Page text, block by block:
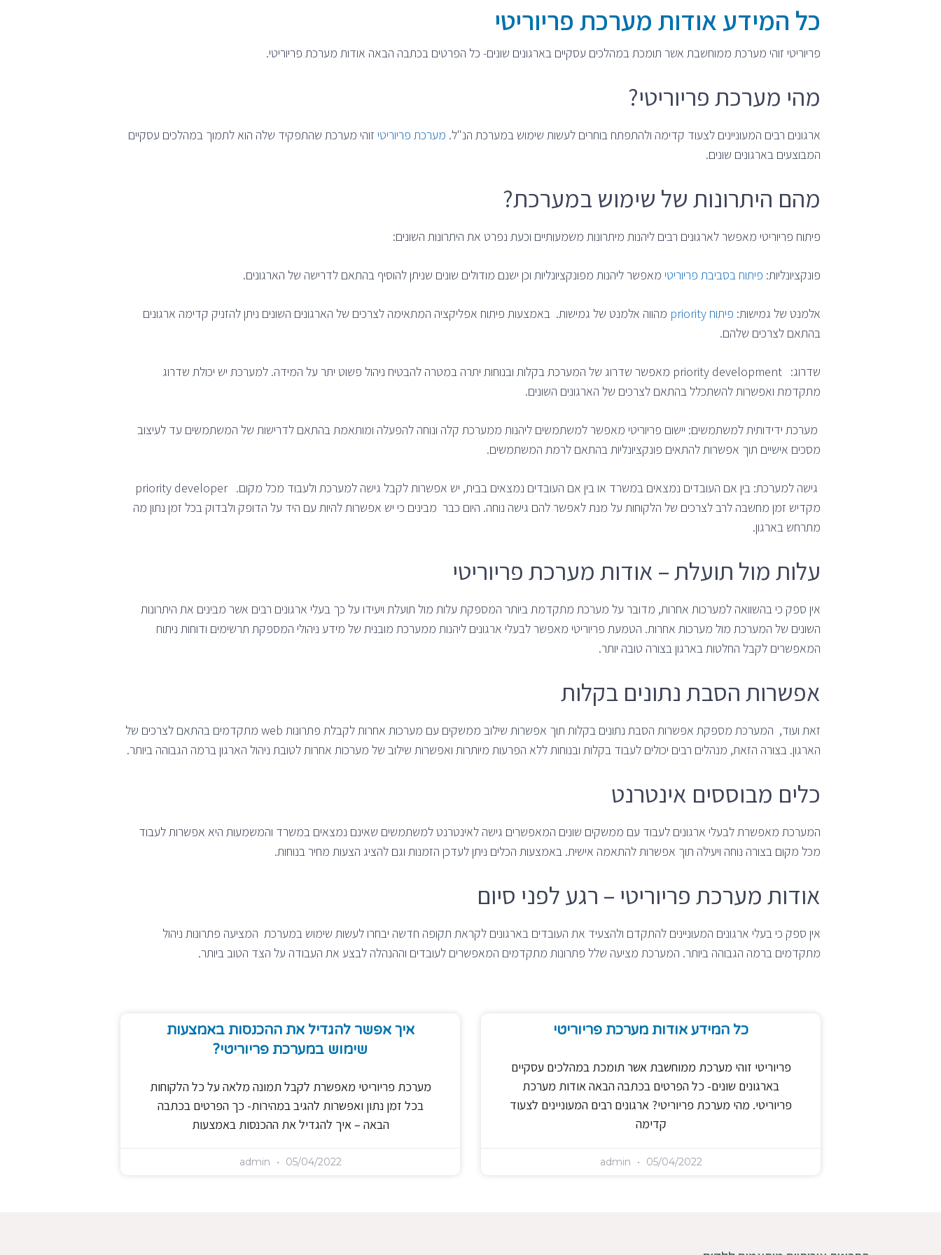
כל המידע אודות מערכת פריוריטי
פריוריטי זוהי מערכת ממוחשבת אשר תומכת במהלכים עסקיים בארגונים שונים- כל הפרטים בכתבה הבאה אודות מערכת פריוריטי.
מהי מערכת פריוריטי?
ארגונים רבים המעוניינים לצעוד קדימה ולהתפתח בוחרים לעשות שימוש במערכת הנ"ל. מערכת פריוריטי זוהי מערכת שהתפקיד שלה הוא לתמוך במהלכים עסקיים
המבוצעים בארגונים שונים.
מהם היתרונות של שימוש במערכת?
פיתוח פריוריטי מאפשר לארגונים רבים ליהנות מיתרונות משמעותיים וכעת נפרט את היתרונות השונים:
פונקציונליות: פיתוח בסביבת פריוריטי מאפשר ליהנות מפונקציונליות וכן ישנם מודולים שונים שניתן להוסיף בהתאם לדרישה של הארגונים.
אלמנט של גמישות: פיתוח priority
מהווה אלמנט של גמישות. באמצעות פיתוח אפליקציה המתאימה לצרכים של הארגונים השונים ניתן להזניק קדימה ארגונים
בהתאם לצרכים שלהם.
שדרוג: priority development מאפשר שדרוג של המערכת בקלות ובנוחות יתרה במטרה להבטיח ניהול פשוט יתר על המידה. למערכת יש יכולת שדרוג
מתקדמת ואפשרות להשתכלל בהתאם לצרכים של הארגונים השונים.
מערכת ידידותית למשתמשים: יישום פריוריטי מאפשר למשתמשים ליהנות ממערכת קלה ונוחה להפעלה ומותאמת בהתאם לדרישות של המשתמשים עד לעיצוב
מסכים אישיים תוך אפשרות להתאים פונקציונליות בהתאם לרמת המשתמשים.
גישה למערכת: בין אם העובדים נמצאים במשרד או בין אם העובדים נמצאים בבית, יש אפשרות לקבל גישה למערכת ולעבוד מכל מקום. priority developer
מקדיש זמן מחשבה לרב לצרכים של הלקוחות על מנת לאפשר להם גישה נוחה. היום כבר מבינים כי יש אפשרות להיות עם היד על הדופק ולבדוק בכל זמן נתון מה
מתרחש בארגון.
עלות מול תועלת – אודות מערכת פריוריטי
אין ספק כי בהשוואה למערכות אחרות, מדובר על מערכת מתקדמת ביותר המספקת עלות מול תועלת ויעידו על כך בעלי ארגונים רבים אשר מבינים את היתרונות
השונים של המערכת מול מערכות אחרות. הטמעת פריוריטי מאפשר לבעלי ארגונים ליהנות ממערכת מובנית של מידע ניהולי המספקת תרשימים ודוחות ניתוח
המאפשרים לקבל החלטות בארגון בצורה טובה יותר.
אפשרות הסבת נתונים בקלות
זאת ועוד, המערכת מספקת אפשרות הסבת נתונים בקלות תוך אפשרות שילוב ממשקים עם מערכות אחרות לקבלת פתרונות web מתקדמים בהתאם לצרכים של
הארגון. בצורה הזאת, מנהלים רבים יכולים לעבוד בקלות ובנוחות ללא הפרעות מיותרות ואפשרות שילוב של מערכות אחרות לטובת ניהול הארגון ברמה הגבוהה ביותר.
כלים מבוססים אינטרנט
המערכת מאפשרת לבעלי ארגונים לעבוד עם ממשקים שונים המאפשרים גישה לאינטרנט למשתמשים שאינם נמצאים במשרד והמשמעות היא אפשרות לעבוד
מכל מקום בצורה נוחה ויעילה תוך אפשרות להתאמה אישית. באמצעות הכלים ניתן לעדכן הזמנות וגם להציג הצעות מחיר בנוחות.
אודות מערכת פריוריטי – רגע לפני סיום
אין ספק כי בעלי ארגונים המעוניינים להתקדם ולהצעיד את העובדים בארגונים לקראת תקופה חדשה יבחרו לעשות שימוש במערכת המציעה פתרונות ניהול
מתקדמים ברמה הגבוהה ביותר. המערכת מציעה שלל פתרונות מתקדמים המאפשרים לעובדים וההנהלה לבצע את העבודה על הצד הטוב ביותר.
כל המידע אודות מערכת פריוריטי
פריוריטי זוהי מערכת ממוחשבת אשר תומכת במהלכים עסקיים
בארגונים שונים- כל הפרטים בכתבה הבאה אודות מערכת
פריוריטי. מהי מערכת פריוריטי? ארגונים רבים המעוניינים לצעוד
קדימה
admin 05/04/2022
איך אפשר להגדיל את ההכנסות באמצעות
שימוש במערכת פריוריטי?
מערכת פריוריטי מאפשרת לקבל תמונה מלאה על כל הלקוחות
בכל זמן נתון ואפשרות להגיב במהירות- כך הפרטים בכתבה
הבאה – איך להגדיל את ההכנסות באמצעות
admin 05/04/2022